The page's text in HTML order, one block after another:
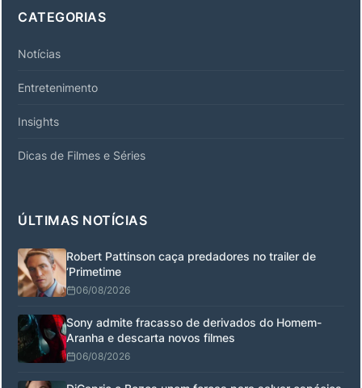
CATEGORIAS
Notícias
Entretenimento
Insights
Dicas de Filmes e Séries
ÚLTIMAS NOTÍCIAS
Robert Pattinson caça predadores no trailer de
‘Primetime
06/08/2026
Sony admite fracasso de derivados do Homem-
Aranha e descarta novos filmes
06/08/2026